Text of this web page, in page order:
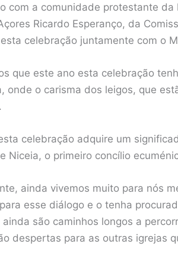
com a comunidade protestante
Ricardo Esperanço, da
celebração juntamente com o
que este ano esta celebração
onde o carisma dos leigos, que
celebração adquire um
Niceia, o primeiro concílio
ainda vivemos muito para nós
esse diálogo e o tenha
ainda são caminhos longos a
despertas para as outras igrejas